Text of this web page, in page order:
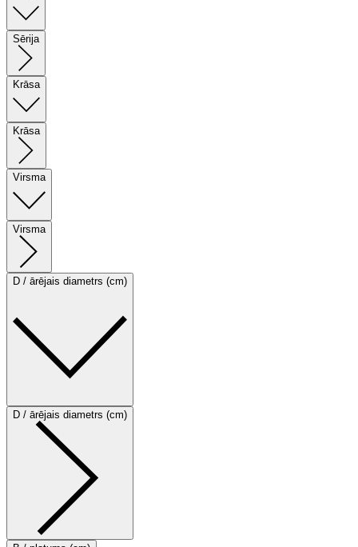
Sērija
Krāsa
Krāsa
Virsma
Virsma
D / ārējais diametrs (cm)
D / ārējais diametrs (cm)